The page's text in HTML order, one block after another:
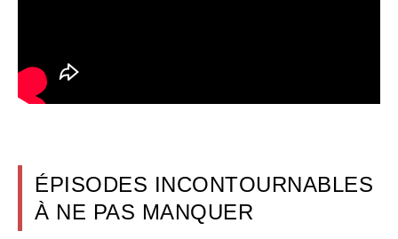
ÉPISODES INCONTOURNABLES
À NE PAS MANQUER